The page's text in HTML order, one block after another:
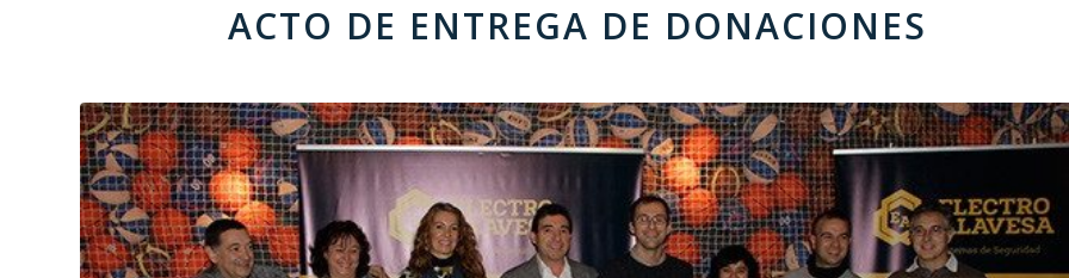
ACTO DE ENTREGA DE DONACIONES